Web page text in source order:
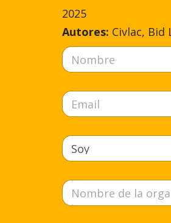
2025
Autores: Civlac, Bid
N
o
m
r
e
E
m
a
l
*
S
o
O
r
g